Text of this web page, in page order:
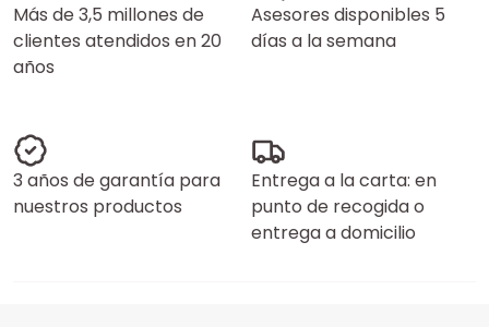
Más de 3,5 millones de
clientes atendidos en 20
años
Asesores disponibles 5
días a la semana
3 años de garantía para
nuestros productos
Entrega a la carta: en
punto de recogida o
entrega a domicilio